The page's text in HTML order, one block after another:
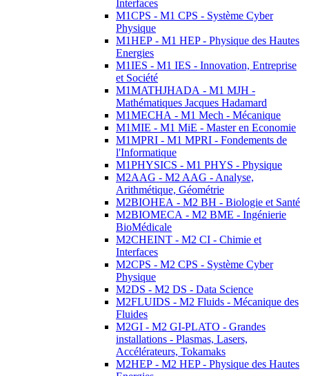
Interfaces
M1CPS - M1 CPS - Système Cyber
Physique
M1HEP - M1 HEP - Physique des Hautes
Energies
M1IES - M1 IES - Innovation, Entreprise
et Société
M1MATHJHADA - M1 MJH -
Mathématiques Jacques Hadamard
M1MECHA - M1 Mech - Mécanique
M1MIE - M1 MiE - Master en Economie
M1MPRI - M1 MPRI - Fondements de
l'Informatique
M1PHYSICS - M1 PHYS - Physique
M2AAG - M2 AAG - Analyse,
Arithmétique, Géométrie
M2BIOHEA - M2 BH - Biologie et Santé
M2BIOMECA - M2 BME - Ingénierie
BioMédicale
M2CHEINT - M2 CI - Chimie et
Interfaces
M2CPS - M2 CPS - Système Cyber
Physique
M2DS - M2 DS - Data Science
M2FLUIDS - M2 Fluids - Mécanique des
Fluides
M2GI - M2 GI-PLATO - Grandes
installations - Plasmas, Lasers,
Accélérateurs, Tokamaks
M2HEP - M2 HEP - Physique des Hautes